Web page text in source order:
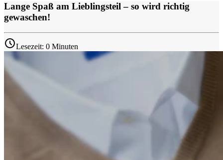
Lange Spaß am Lieblingsteil – so wird richtig
gewaschen!
Lesezeit: 0 Minuten